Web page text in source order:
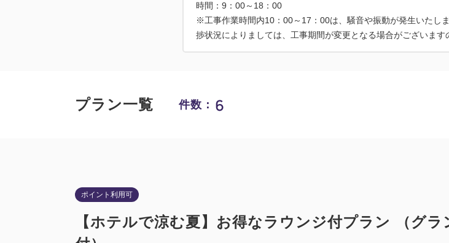
時間：9：00～18：00
※工事作業時間内10：00～17：00は、騒音や振動が発生いたし
捗状況によりましては、工事期間が変更となる場合がございます
プラン一覧 件数： 6
ポイント利用可
【ホテルで涼む夏】お得なラウンジ付プラン （グ